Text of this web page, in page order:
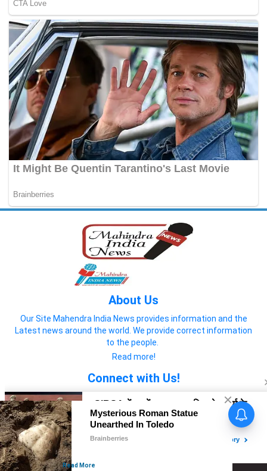
About Us
Our Site Mahendra India News provides information and the
Latest news around the world. We provide correct information
to the people.
Read more!
Connect with Us!
© 2022 Mahendra India News